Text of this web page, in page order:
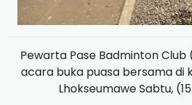
Pewarta Pase Badminton Club
acara buka puasa bersama di
Lhokseumawe Sabtu,